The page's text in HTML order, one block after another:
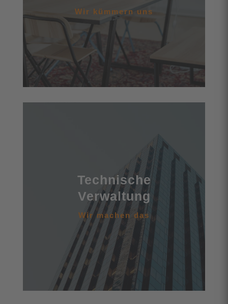
Wir kümmern uns
gezahlten Betriebskostenvorauszahlungen
Aufstellung Jahresrechnung
Technische
Verwaltung
Wir machen das
Überwachung der ordnungsgemäßen
Instandhaltung und Instandsetzung der Immobilie
Kontrolle, ob alle gesetzlich vorgeschriebenen
Prüfungen und Wartungen durchgeführt werden,
ggf. Abschluss entsprechender Verträge